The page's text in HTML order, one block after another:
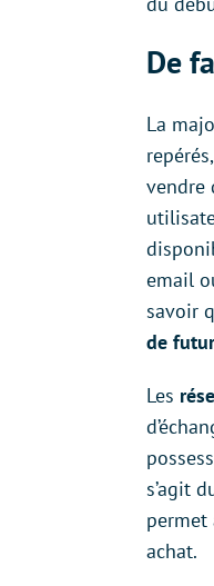
De
La
vendre
email
savoir
de
Les
s’agit
permet
achat.